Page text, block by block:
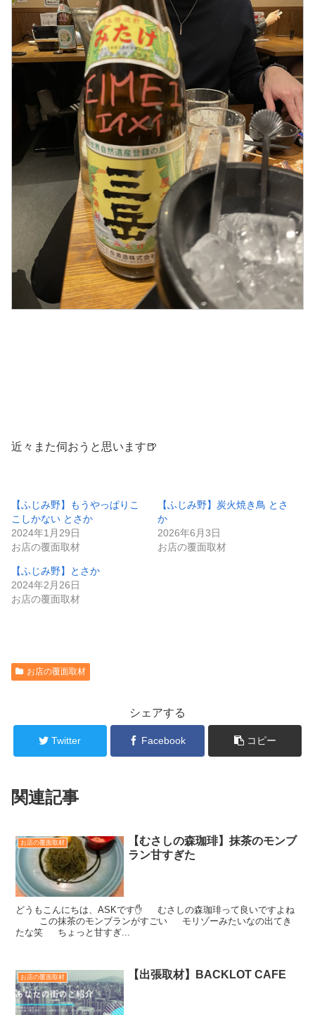
近々また伺おうと思います🍺
【ふじみ野】もうやっぱりこ
こしかない とさか
2024年1月29日
お店の覆面取材
【ふじみ野】炭火焼き鳥 とさ
か
2026年6月3日
お店の覆面取材
【ふじみ野】とさか
2024年2月26日
お店の覆面取材
お店の覆面取材
シェアする
Twitter Facebook コピー
関連記事
お店の覆面取材
【むさしの森珈琲】抹茶のモンブ
ラン甘すぎた
どうもこんにちは、ASKです✋ むさしの森珈琲って良いですよね
この抹茶のモンブランがすごい モリゾーみたいなの出てき
たな笑 ちょっと甘すぎ...
お店の覆面取材 【出張取材】BACKLOT CAFE